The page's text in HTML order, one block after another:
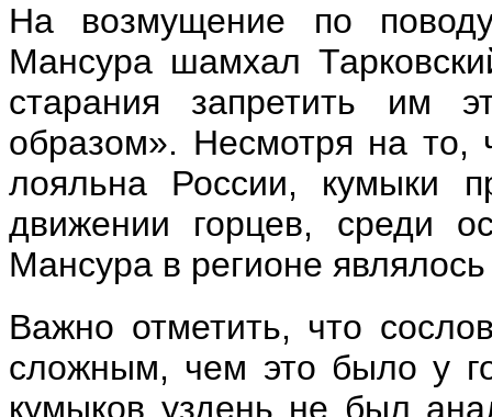
На возмущение по
Мансура шамхал
старания запретить им
образом». Несмотря на
лояльна России, кумыки
движении горцев, среди
Мансура в регионе являлось
Важно отметить, что
сложным, чем это было у
кумыков уздень не был